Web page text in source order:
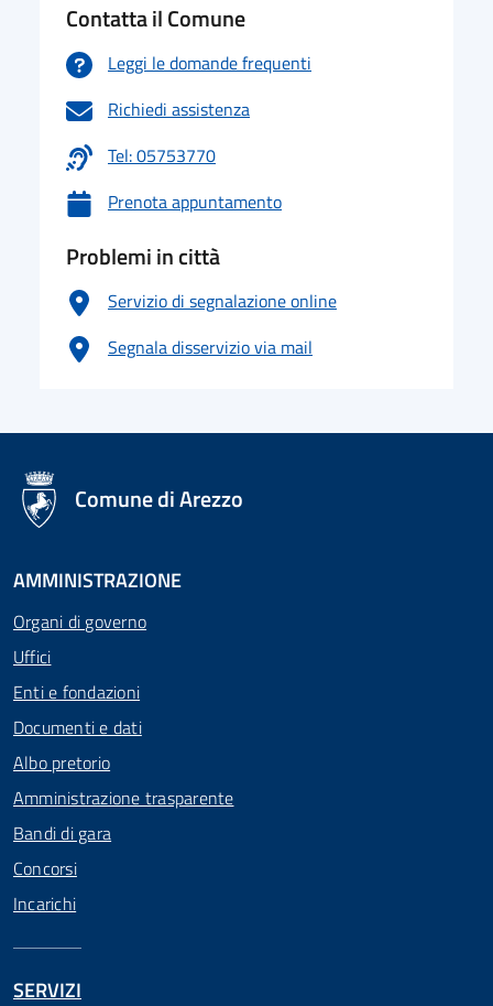
Contatta il Comune
Leggi le domande frequenti
Richiedi assistenza
Tel: 05753770
Prenota appuntamento
Problemi in città
Servizio di segnalazione online
Segnala disservizio via mail
logo Unione Europea
Comune di Arezzo
AMMINISTRAZIONE
Organi di governo
Uffici
Enti e fondazioni
Documenti e dati
Albo pretorio
Amministrazione trasparente
Bandi di gara
Concorsi
Incarichi
SERVIZI